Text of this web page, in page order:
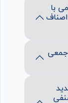
با
اتحادیه ها، اتاق های اصناف و اتاق اصناف
جمعی